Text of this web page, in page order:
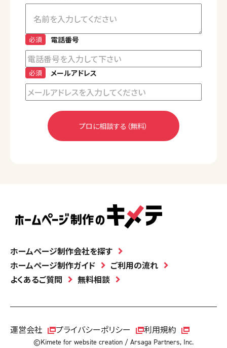
電話番号
必須
メールアドレス
必須
ホームページ制作会社を探す
ホームページ制作ガイド
ご利用の流れ
よくあるご質問
無料相談
運営会社 プライバシーポリシー 利用規約
©Kimete for website creation / Arsaga Partners, Inc.